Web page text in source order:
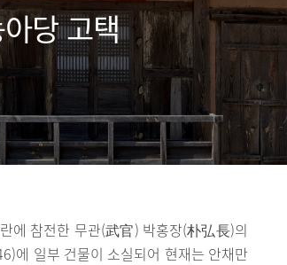
당 고택
에 참전한 무관(武官) 박홍장(朴弘長)의
에 일부 건물이 소실되어 현재는 안채만